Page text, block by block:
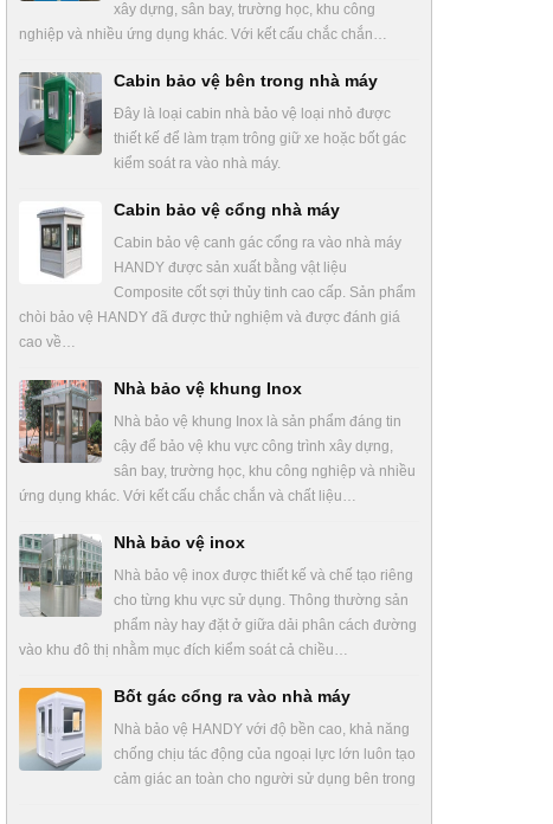
xây dựng, sân bay, trường học, khu công
nghiệp và nhiều ứng dụng khác. Với kết cấu chắc chắn…
Cabin bảo vệ bên trong nhà máy
Đây là loại cabin nhà bảo vệ loại nhỏ được
thiết kế để làm trạm trông giữ xe hoặc bốt gác
kiểm soát ra vào nhà máy.
Cabin bảo vệ cổng nhà máy
Cabin bảo vệ canh gác cổng ra vào nhà máy
HANDY được sản xuất bằng vật liệu
Composite cốt sợi thủy tinh cao cấp. Sản phẩm
chòi bảo vệ HANDY đã được thử nghiệm và được đánh giá
cao về…
Nhà bảo vệ khung Inox
Nhà bảo vệ khung Inox là sản phẩm đáng tin
cậy để bảo vệ khu vực công trình xây dựng,
sân bay, trường học, khu công nghiệp và nhiều
ứng dụng khác. Với kết cấu chắc chắn và chất liệu…
Nhà bảo vệ inox
Nhà bảo vệ inox được thiết kế và chế tạo riêng
cho từng khu vực sử dụng. Thông thường sản
phẩm này hay đặt ở giữa dải phân cách đường
vào khu đô thị nhằm mục đích kiểm soát cả chiều…
Bốt gác cổng ra vào nhà máy
Nhà bảo vệ HANDY với độ bền cao, khả năng
chống chịu tác động của ngoại lực lớn luôn tạo
cảm giác an toàn cho người sử dụng bên trong